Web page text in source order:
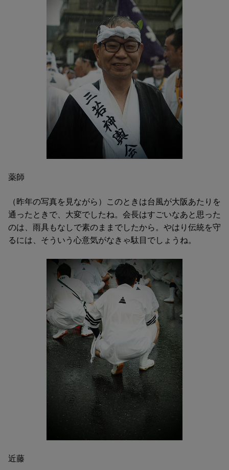
薬師
（昨年の写真を見ながら）このときは台風が大阪あたりを
通ったときで、大変でしたね。会長はすごいなあと思った
のは、雨具もなしで素のままでしたから。やはり伝統を守
るには、そういう心意気がなきゃ駄目でしょうね。
近藤